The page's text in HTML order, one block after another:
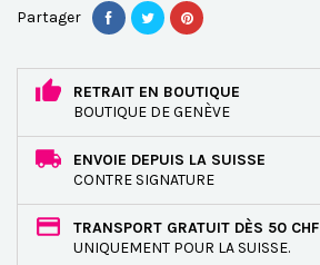
Partager
RETRAIT EN BOUTIQUE
BOUTIQUE DE GENÈVE
ENVOIE DEPUIS LA SUISSE
CONTRE SIGNATURE
TRANSPORT GRATUIT DÈS 50 CHF
UNIQUEMENT POUR LA SUISSE.